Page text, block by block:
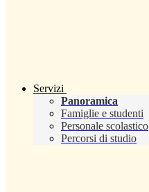
Servizi
Panoramica
Famiglie e studenti
Personale scolastico
Percorsi di studio